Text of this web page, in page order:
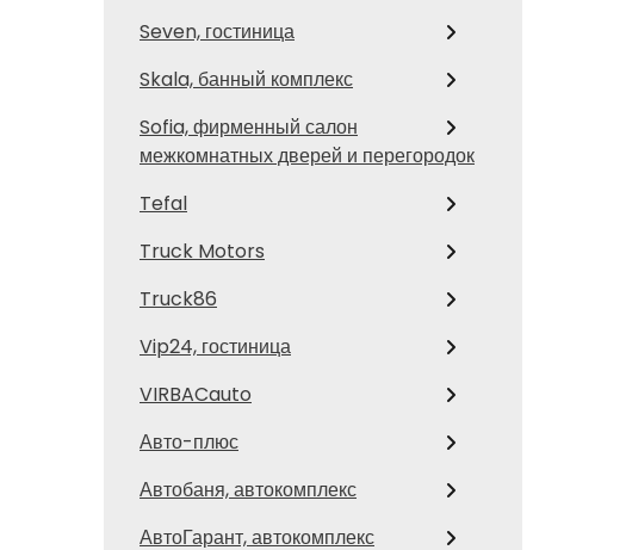
Seven, гостиница
Skala, банный комплекс
Sofia, фирменный салон
межкомнатных дверей и перегородок
Tefal
Truck Motors
Truck86
Vip24, гостиница
VIRBACauto
Авто-плюс
Автобаня, автокомплекс
АвтоГарант, автокомплекс